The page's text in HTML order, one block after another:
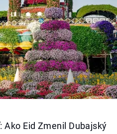
Eid Zmenil Dubajský